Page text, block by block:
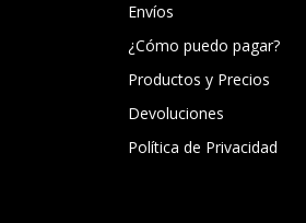
Envíos
¿Cómo puedo pagar?
Productos y Precios
Devoluciones
Política de Privacidad